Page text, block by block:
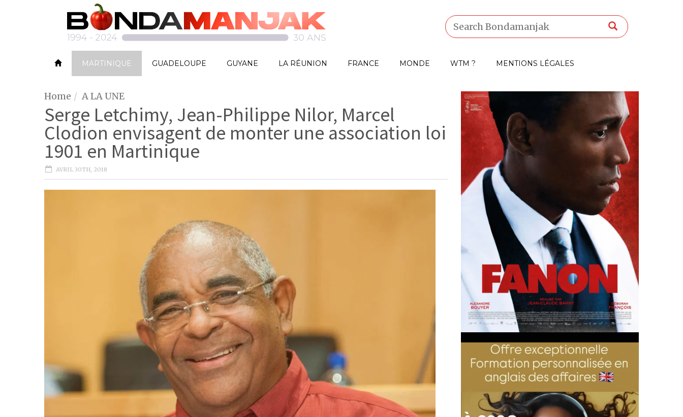
MARTINIQUE GUADELOUPE GUYANE LA RÉUNION FRANCE MONDE WTM ? MENTIONS LÉGALES
Home A LA UNE
Serge Letchimy, Jean-Philippe Nilor, Marcel
Clodion envisagent de monter une association loi
1901 en Martinique
AVRIL 30TH, 2018